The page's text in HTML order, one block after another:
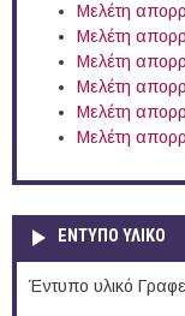
Μελέτη
Μελέτη
Μελέτη
Μελέτη
Μελέτη
Μελέτη
ΕΝΤΥΠΟ ΥΛΙΚΟ
Έντυπο υλικό